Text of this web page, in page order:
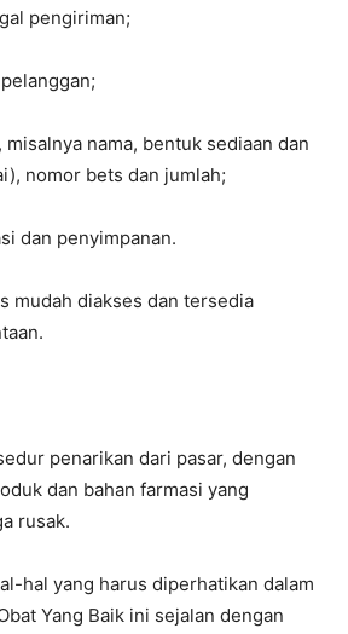
pengiriman;
nama, bentuk sediaan dan
nomor bets dan jumlah;
dan penyimpanan.
mudah diakses dan tersedia
penarikan dari pasar, dengan
dan bahan farmasi yang
rusak.
hal yang harus diperhatikan dalam
Yang Baik ini sejalan dengan